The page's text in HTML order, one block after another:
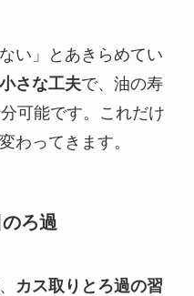
い」とあきらめてい
さな工夫で、油の寿
可能です。これだけ
わってきます。
ろ過
カス取りとろ過の習